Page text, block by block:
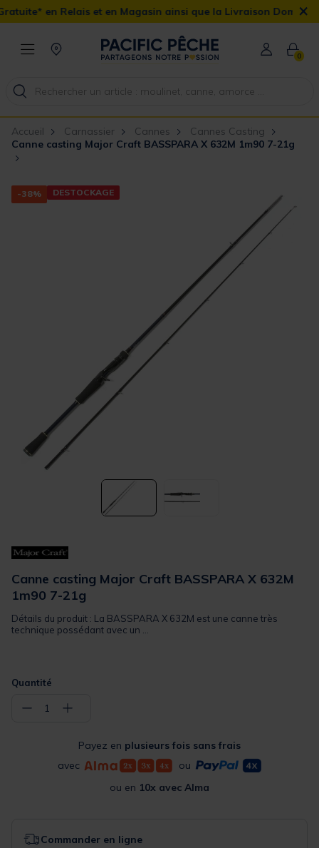
en Relais et en Magasin ainsi que la Livraison Domicile ×
0
Accueil Carnassier Cannes
Cannes Casting
Canne casting Major Craft BASSPARA X 632M 1m90 7-21g
-38% DESTOCKAGE
Canne casting Major Craft BASSPARA X 632M
1m90 7-21g
Détails du produit : La BASSPARA X 632M est une canne très
technique possédant avec un ...
Quantité
− 1 +
Payez en plusieurs fois sans frais
avec
ou
ou en 10x avec Alma
Commander en ligne